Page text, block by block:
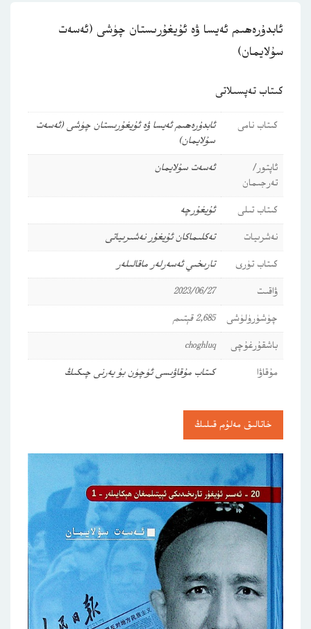
ئابدۇرەھىم ئەيسا ۋە ئۇيغۇرىستان چۈشى (ئەسەت
سۇلايمان)
كىتاب تەپسىلاتى
كىتاب نامى
ئابدۇرەھىم ئەيسا ۋە ئۇيغۇرىستان چۈشى (ئەسەت
سۇلايمان)
ئاپتور/
تەرجىمان
ئەسەت سۇلايمان
كىتاب تىلى
ئۇيغۇرچە
نەشرىيات
تەكلىماكان ئۇيغۇر نەشىرىياتى
كىتاب تۈرى
تارىخىي ئەسەرلەر ماقالىلەر
ۋاقىت
2023/06/27
چۈشۈرۈلۈشى
2,685 قېتىم
باشقۇرغۇچى
choghluq
مۇقاۋا
كىتاب مۇقاۋىسى ئۈچۈن بۇ يەرنى چىكىڭ
خاتالىق مەلۇم قىلىڭ